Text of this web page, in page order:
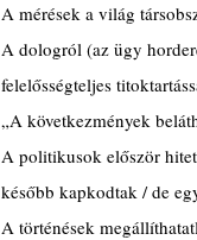
A mérések a világ
A dologról (az ügy
felelősségteljes
„A következmények
A politikusok először
később kapkodtak / de
A történések